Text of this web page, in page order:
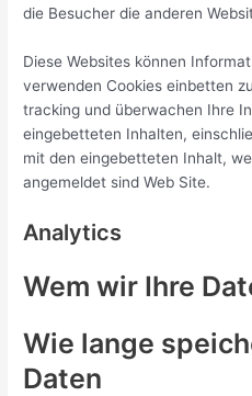
die Besucher die anderen
Diese Websites können
verwenden Cookies einbetten
tracking und überwachen Ihre
eingebetteten Inhalten,
mit den eingebetteten Inhalt,
angemeldet sind Web Site.
Analytics
Wem wir Ihre
Wie lange
Daten